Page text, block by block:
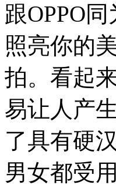
跟OPPO
照亮你的
拍。看起
易让人产
了具有硬
男女都受用